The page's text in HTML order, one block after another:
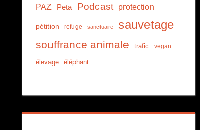
PAZ Peta Podcast protection
pétition refuge sanctuaire sauvetage
souffrance animale trafic vegan
élevage éléphant